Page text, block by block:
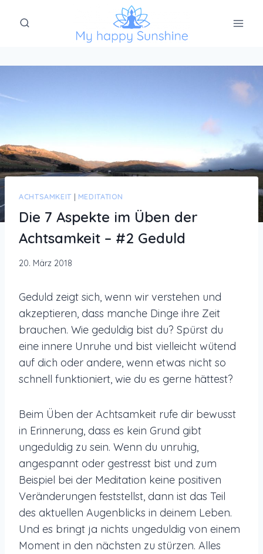
Inhalt
ACHTSAMKEIT| MEDITATION
Die 7 Aspekte im Üben der
Achtsamkeit – #2 Geduld
20. März 2018
Geduld zeigt sich, wenn wir verstehen und
akzeptieren, dass manche Dinge ihre Zeit
brauchen. Wie geduldig bist du? Spürst du
eine innere Unruhe und bist vielleicht wütend
auf dich oder andere, wenn etwas nicht so
schnell funktioniert, wie du es gerne hättest?
Beim Üben der Achtsamkeit rufe dir bewusst
in Erinnerung, dass es kein Grund gibt
ungeduldig zu sein. Wenn du unruhig,
angespannt oder gestresst bist und zum
Beispiel bei der Meditation keine positiven
Veränderungen feststellst, dann ist das Teil
des aktuellen Augenblicks in deinem Leben.
Und es bringt ja nichts ungeduldig von einem
Moment in den nächsten zu stürzen. Alles